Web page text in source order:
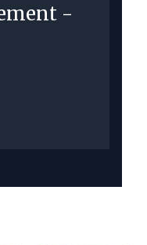
-